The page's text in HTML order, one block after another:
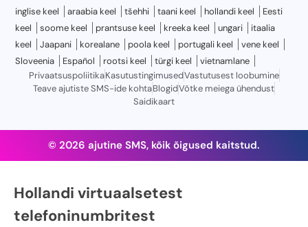
inglise keel araabia keel tšehhi taani keel hollandi keel
Eesti
keel
soome keel prantsuse keel kreeka keel ungari
itaalia
keel
Jaapani korealane poola keel portugali keel
vene keel
Sloveenia
Español rootsi keel türgi keel
vietnamlane
PrivaatsuspoliitikaKasutustingimusedVastutusest loobumine
Teave ajutiste SMS-ide kohtaBlogidVõtke meiega ühendust
Saidikaart
© 2026 ajutine SMS, kõik õigused kaitstud.
Hollandi virtuaalsetest
telefoninumbritest